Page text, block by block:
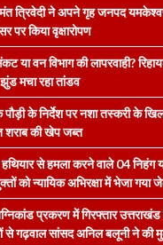
त्रिवेदी ने अपने गृह जनपद
पर किया वृक्षारोपण
या वन विभाग की लापरवाही?
मचा रहा तांडव
पौड़ी के निर्देश पर नशा तस्करी के
शराब की खेप जब्त
हथियार से हमला करने वाले 04 निहंग
को न्यायिक अभिरक्षा में भेजा गया
प्रकरण में गिरफ्तार
से गढ़वाल सांसद अनिल बलूनी ने की